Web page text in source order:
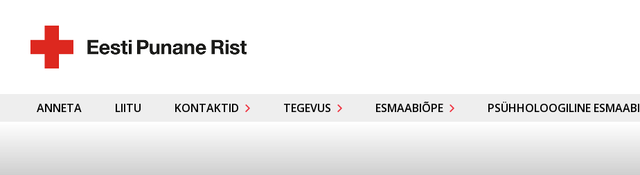
ANNETA LIITU KONTAKTID TEGEVUS ESMAABIÕPE PSÜHHOLOOGILINE ESMAABI